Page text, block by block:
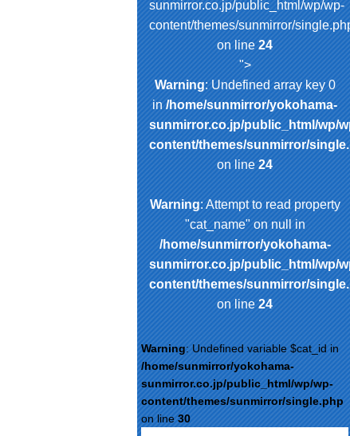
sunmirror.co.jp/public_html/wp/wp-
content/themes/sunmirror/
on line24
">
Warning: Undefined array key 0
in/home/sunmirror/yokohama-
sunmirror.co.jp/public_html/wp/
content/themes/sunmirror/
on line24
Warning: Attempt to read property
"cat_name" on null in
/home/sunmirror/yokohama-
sunmirror.co.jp/public_html/wp/
content/themes/sunmirror/
on line24
Warning: Undefined variable $cat_id in
/home/sunmirror/yokohama-
sunmirror.co.jp/public_html/wp/wp-
content/themes/sunmirror/single.php
on line30